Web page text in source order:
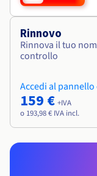
Rinnovo
Rinnova il tuo
controllo
Accedi al
159 € +IVA
o 193,98 € IVA incl.